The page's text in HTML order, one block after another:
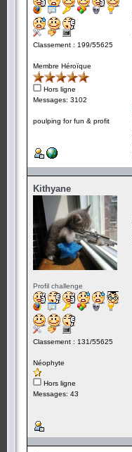
Classement : 199/55625
Membre Héroïque
Hors ligne
Messages: 3102
poulping for fun & profit
Kithyane
Profil challenge
Classement : 131/55625
Néophyte
Hors ligne
Messages: 43